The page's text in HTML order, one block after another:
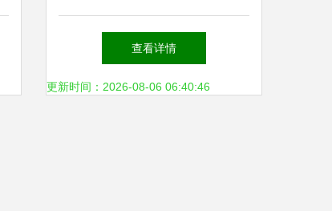
多出口链路的窘境
查看详情
更新时间：2026-08-06 06:40:46